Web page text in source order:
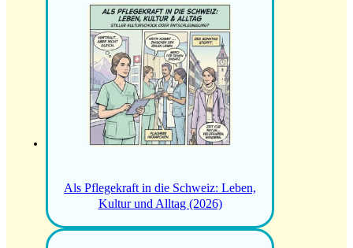
Als Pflegekraft in die Schweiz: Leben,
Kultur und Alltag (2026)